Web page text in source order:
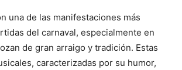
una de las manifestaciones más
del carnaval, especialmente en
de gran arraigo y tradición. Estas
caracterizadas por su humor,